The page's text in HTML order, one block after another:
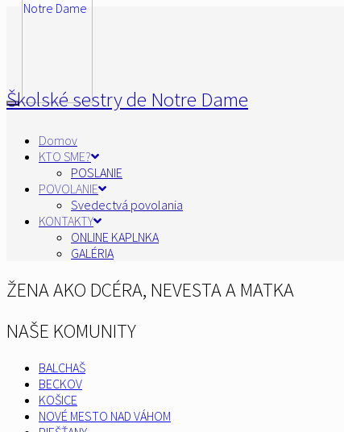
Školské sestry de Notre Dame
Domov
KTO SME?
POSLANIE
POVOLANIE
Svedectvá povolania
KONTAKTY
ONLINE KAPLNKA
GALÉRIA
ŽENA AKO DCÉRA, NEVESTA A MATKA
NAŠE KOMUNITY
BALCHAŠ
BECKOV
KOŠICE
NOVÉ MESTO NAD VÁHOM